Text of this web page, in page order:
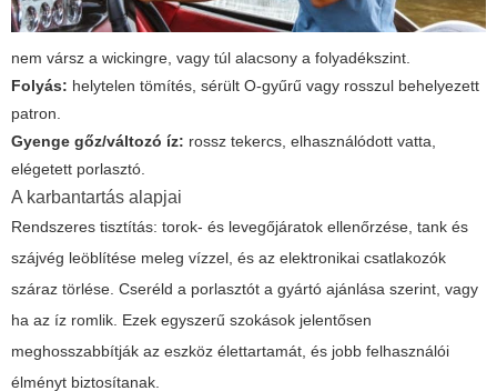
nem vársz a wickingre, vagy túl alacsony a folyadékszint.
Folyás: helytelen tömítés, sérült O-gyűrű vagy rosszul behelyezett
patron.
Gyenge gőz/változó íz: rossz tekercs, elhasználódott vatta,
elégetett porlasztó.
A karbantartás alapjai
Rendszeres tisztítás: torok- és levegőjáratok ellenőrzése, tank és
szájvég leöblítése meleg vízzel, és az elektronikai csatlakozók
száraz törlése. Cseréld a porlasztót a gyártó ajánlása szerint, vagy
ha az íz romlik. Ezek egyszerű szokások jelentősen
meghosszabbítják az eszköz élettartamát, és jobb felhasználói
élményt biztosítanak.